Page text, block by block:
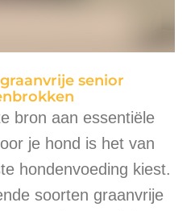
senior
bron aan essentiële
je hond is het van
hondenvoeding kiest.
soorten graanvrije